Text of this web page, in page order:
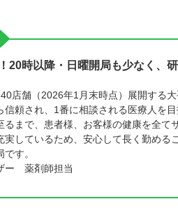
20時以降・日曜開局も少なく、
店舗（2026年1月末時点）展開する
信頼され、1番に相談される医療人を
るまで、患者様、お客様の健康を全て
実しているため、安心して長く勤める
す。
ー 薬剤師担当